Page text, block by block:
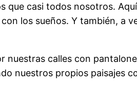
casi todos nosotros.
los sueños. Y también, a
nuestras calles con
nuestros propios paisajes